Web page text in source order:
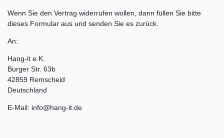
Wenn Sie den Vertrag widerrufen wollen, dann füllen Sie bitte
dieses Formular aus und senden Sie es zurück.
An:
Hang-it e.K.
Burger Str. 63b
42859 Remscheid
Deutschland
E-Mail: info@hang-it.de